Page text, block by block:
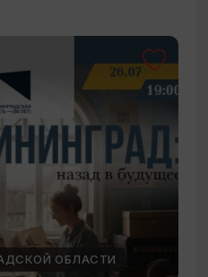
ОБЛАСТИ